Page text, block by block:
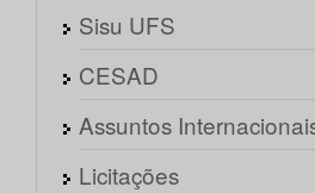
Sisu UFS
CESAD
Assuntos
Licitações